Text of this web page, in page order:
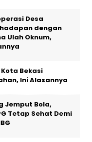
Desa
dengan
Ulah Oknum,
Kota Bekasi
Ini Alasannya
Jemput Bola,
Tetap Sehat Demi